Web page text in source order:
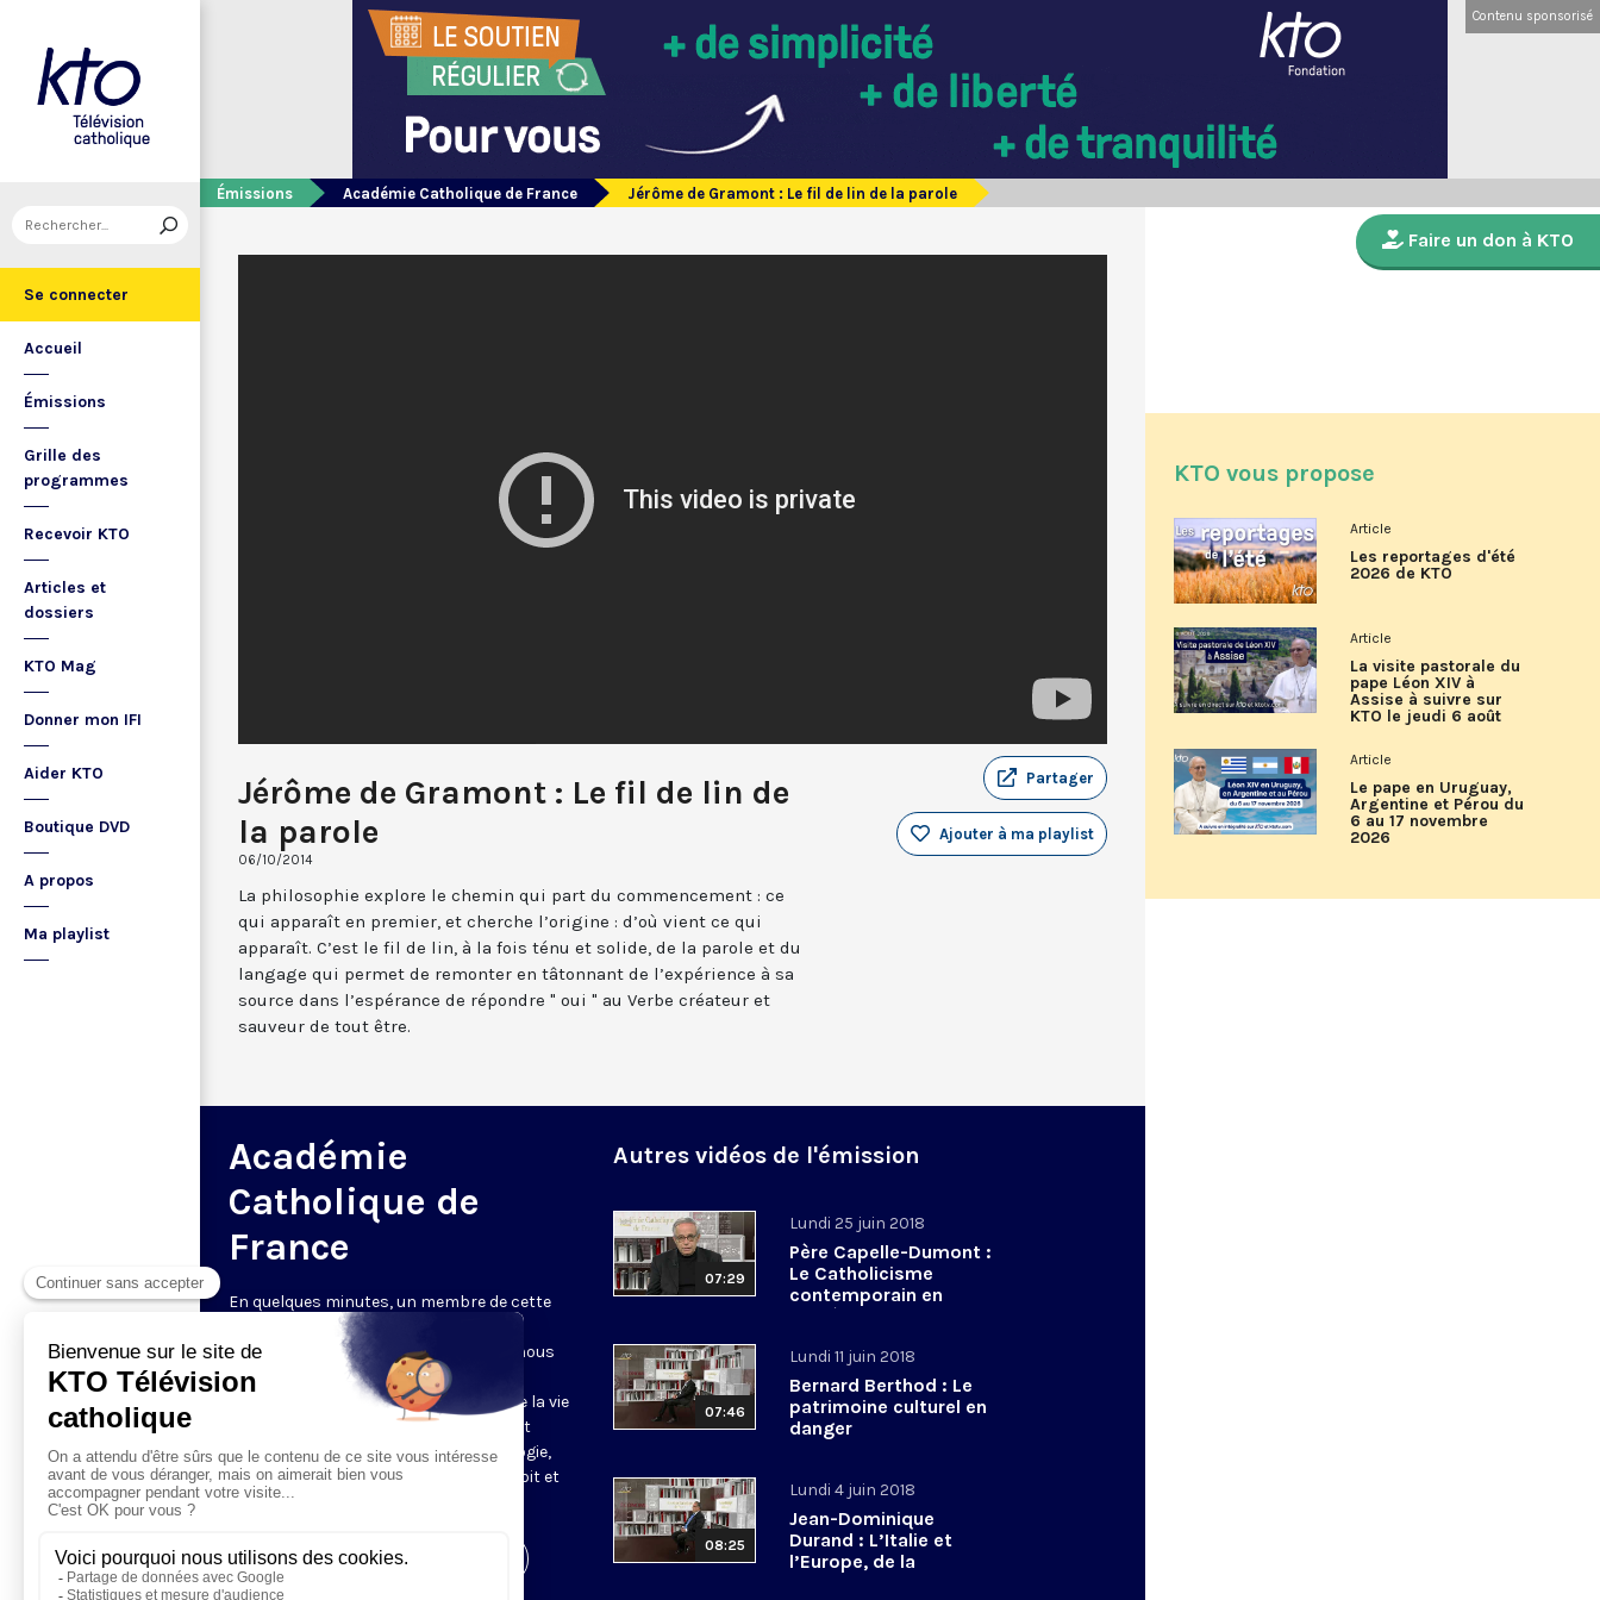
Se connecter
Accueil
Émissions
Grille des
programmes
Recevoir KTO
Articles et
dossiers
KTO Mag
Donner mon IFI
Aider KTO
Boutique DVD
A propos
Ma playlist
Contenu sponsorisé
Émissions Académie Catholique de France Jérôme de Gramont : Le fil de lin de la parole
Jérôme de Gramont : Le fil de lin de
la parole
06/10/2014
Partager
Ajouter à ma playlist
La philosophie explore le chemin qui part du commencement : ce
qui apparaît en premier, et cherche l’origine : d’où vient ce qui
apparaît. C’est le fil de lin, à la fois ténu et solide, de la parole et du
langage qui permet de remonter en tâtonnant de l’expérience à sa
source dans l’espérance de répondre " oui " au Verbe créateur et
sauveur de tout être.
Académie
Catholique de
France
En quelques minutes, un membre de cette
Académie - fondée en 2009 « pour le
rayonnement du savoir et de la foi » - nous
parle de son sujet de prédilection, qu'il
s'agisse de médecine ou de sciences de la vie
et de l'univers, de sciences humaines et
sociales ou de philosophie et de théologie,
des arts et des lettres ou encore de droit et
de sciences économiques.
Visiter la page de l'émission
Autres vidéos de l'émission
07:29
Lundi 25 juin 2018
Père Capelle-Dumont :
Le Catholicisme
contemporain en
procès
07:46
Lundi 11 juin 2018
Bernard Berthod : Le
patrimoine culturel en
danger
08:25
Lundi 4 juin 2018
Jean-Dominique
Durand : L’Italie et
l’Europe, de la
Faire un don à KTO
KTO vous propose
Article
Les reportages d'été
2026 de KTO
Article
La visite pastorale du
pape Léon XIV à
Assise à suivre sur
KTO le jeudi 6 août
Article
Le pape en Uruguay,
Argentine et Pérou du
6 au 17 novembre
2026